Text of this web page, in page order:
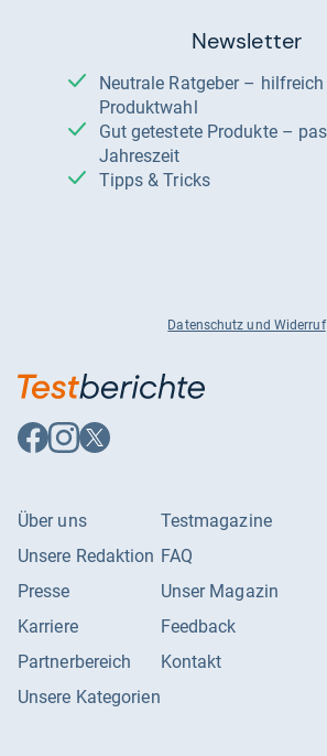
Newsletter
Neutrale Ratgeber – hilfreich für Ihre
Produktwahl
Gut getestete Produkte – passend zur
Jahreszeit
Tipps & Tricks
Datenschutz und Widerruf
Auf
Facebook
Auf
Instagram
Auf
X
Über uns
Unsere Redaktion
Presse
Karriere
Partnerbereich
Unsere Kategorien
Testmagazine
FAQ
Unser Magazin
Feedback
Kontakt